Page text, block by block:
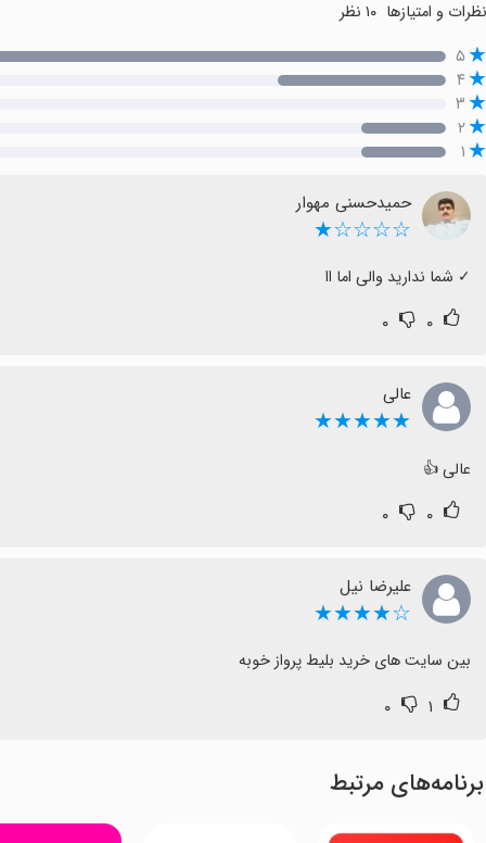
نظرات و امتیازها ۱۰ نظر
۵
۴
۳
۲
۱
حمیدحسنی مهوار
☆☆☆☆★
‏✓ شما ندارید والی اما اا
۰ ۰
عالی
★★★★★
عالی 👍
۰ ۰
علیرضا نیل
☆★★★★
بین سایت های خرید بلیط پرواز خوبه
۱ ۰
برنامه‌های مرتبط